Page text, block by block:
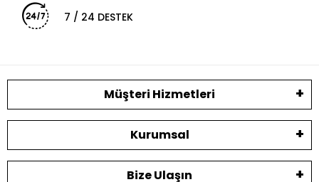
7 / 24 DESTEK
Müşteri Hizmetleri
Kurumsal
Bize Ulaşın